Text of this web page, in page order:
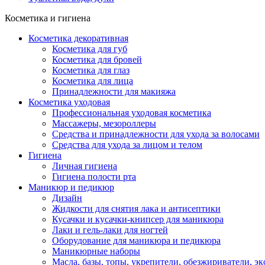
Косметика и гигиена
Косметика декоративная
Косметика для губ
Косметика для бровей
Косметика для глаз
Косметика для лица
Принадлежности для макияжа
Косметика уходовая
Профессиональная уходовая косметика
Массажеры, мезороллеры
Средства и принадлежности для ухода за волосами
Средства для ухода за лицом и телом
Гигиена
Личная гигиена
Гигиена полости рта
Маникюр и педикюр
Дизайн
Жидкости для снятия лака и антисептики
Кусачки и кусачки-книпсер для маникюра
Лаки и гель-лаки для ногтей
Оборудование для маникюра и педикюра
Маникюрные наборы
Масла, базы, топы, укрепители, обезжириватели,